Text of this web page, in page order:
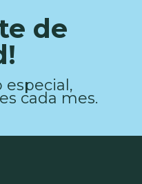
de
especial,
cada mes.